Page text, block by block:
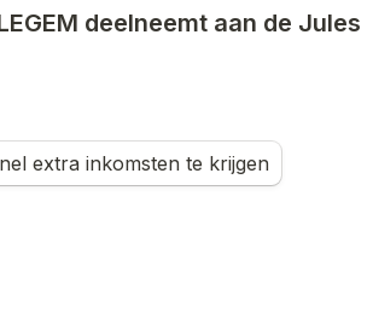
deelneemt aan de Jules
extra inkomsten te krijgen